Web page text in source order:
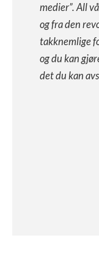
medier”. All
og fra den
takknemlige
og du kan
det du kan